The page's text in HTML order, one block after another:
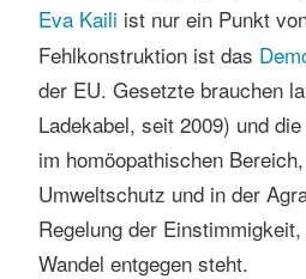
Eva Kaili ist nur ein Punkt
Fehlkonstruktion ist das
der EU. Gesetzte brauchen
Ladekabel, seit 2009) und
im homöopathischen
Umweltschutz und in der
Regelung der
Wandel entgegen steht.